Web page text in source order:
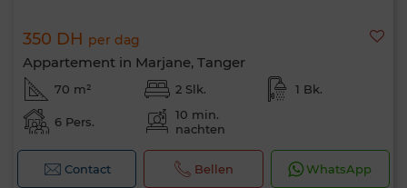
350 DH per dag
Appartement in Marjane, Tanger
70 m² 2 Slk. 1 Bk.
6 Pers.
10 min.
nachten
Contact Bellen WhatsApp